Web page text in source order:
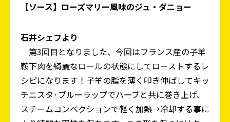
【ソース】ローズマリー風味のジュ・ダニョー
石井シェフより
第3回目となりました、今回はフランス産の子羊
鞍下肉を綺麗なロールの状態にしてローストするレ
シピになります！子羊の脂を薄く叩き伸ばしてキッ
チニスタ·ブルーラップでハーブと共に巻き上げ、
スチームコンベクションで軽く加熱→冷却する事に